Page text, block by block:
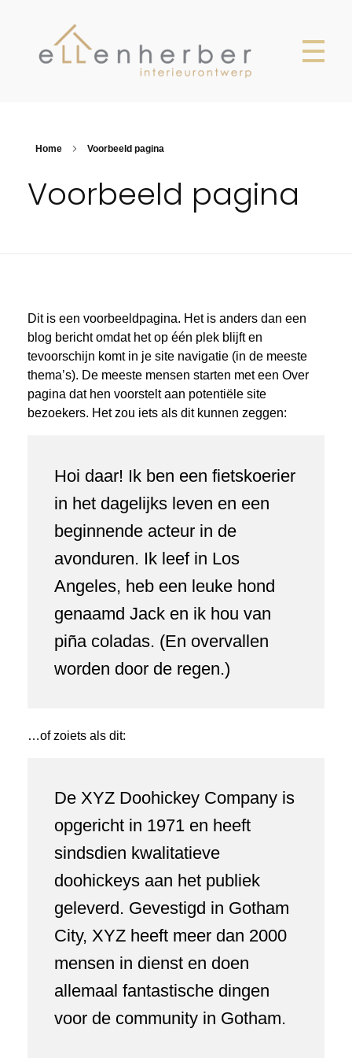
Home Voorbeeld pagina
Voorbeeld pagina
Dit is een voorbeeldpagina. Het is anders dan een
blog bericht omdat het op één plek blijft en
tevoorschijn komt in je site navigatie (in de meeste
thema’s). De meeste mensen starten met een Over
pagina dat hen voorstelt aan potentiële site
bezoekers. Het zou iets als dit kunnen zeggen:
Hoi daar! Ik ben een fietskoerier
in het dagelijks leven en een
beginnende acteur in de
avonduren. Ik leef in Los
Angeles, heb een leuke hond
genaamd Jack en ik hou van
piña coladas. (En overvallen
worden door de regen.)
…of zoiets als dit:
De XYZ Doohickey Company is
opgericht in 1971 en heeft
sindsdien kwalitatieve
doohickeys aan het publiek
geleverd. Gevestigd in Gotham
City, XYZ heeft meer dan 2000
mensen in dienst en doen
allemaal fantastische dingen
voor de community in Gotham.